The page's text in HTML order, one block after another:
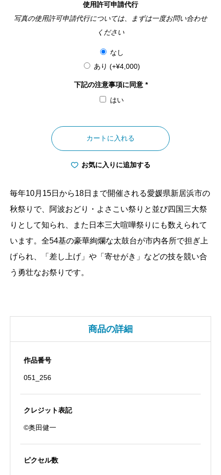
使用許可申請代行
写真の使用許可申請代行については、まずは一度お問い合わせ
ください
なし
あり (+¥4,000)
下記の注意事項に同意 *
はい
媛
県
新
浜
太
鼓
り
大
き
く
ら
カートに入れる
お気に入りに追加する
毎年10月15日から18日まで開催される愛媛県新居浜市の
秋祭りで、阿波おどり・よさこい祭りと並び四国三大祭
りとして知られ、また日本三大喧嘩祭りにも数えられて
います。全54基の豪華絢爛な太鼓台が市内各所で担ぎ上
げられ、「差し上げ」や「寄せがき」などの技を競い合
う勇壮なお祭りです。
商品の詳細
作品番号
051_256
クレジット表記
©奥田健一
ピクセル数